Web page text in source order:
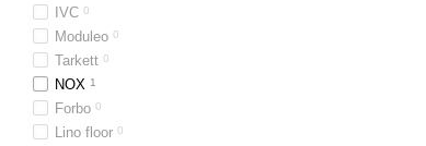
IVC 0
Moduleo 0
Tarkett 0
NOX 1
Forbo 0
Lino floor 0